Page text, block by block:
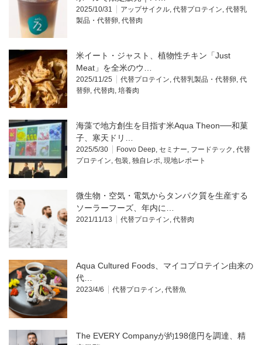
2025/10/31 アップサイクル, 代替プロテイン, 代替乳
製品・代替卵, 代替肉
米イート・ジャスト、植物性チキン「Just
Meat」を全米のウ…
2025/11/25 代替プロテイン, 代替乳製品・代替卵, 代
替卵, 代替肉, 培養肉
海藻で地方創生を目指す米Aqua Theon──和菓
子、寒天ドリ…
2025/5/30 Foovo Deep, セミナー, フードテック , 代替
プロテイン, 包装, 独自レポ, 現地レポート
微生物・空気・電気からタンパク質を生産する
ソーラーフーズ、年内に…
2021/11/13 代替プロテイン, 代替肉
Aqua Cultured Foods、マイコプロテイン由来の
代…
2023/4/6 代替プロテイン, 代替魚
The EVERY Companyが約198億円を調達、精